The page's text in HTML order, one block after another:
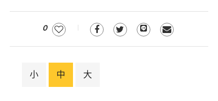
0
小 中 大